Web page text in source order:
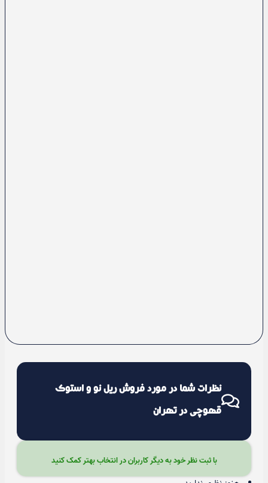
نظرات شما در مورد فروش ریل نو و استوک
قهوچی در تهران
با ثبت نظر خود به دیگر کاربران در انتخاب بهتر کمک کنید